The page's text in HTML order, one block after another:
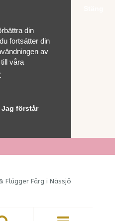
din
fortsätter din
av
våra
Jag förstår